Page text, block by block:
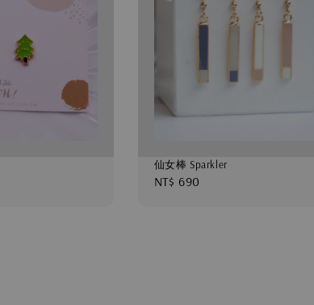
仙女棒 Sparkler
Regular
NT$ 690